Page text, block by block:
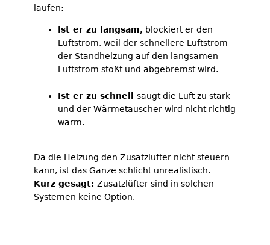
laufen:
Ist er zu langsam, blockiert er den
Luftstrom, weil der schnellere Luftstrom
der Standheizung auf den langsamen
Luftstrom stößt und abgebremst wird.
Ist er zu schnell saugt die Luft zu stark
und der Wärmetauscher wird nicht richtig
warm.
Da die Heizung den Zusatzlüfter nicht steuern
kann, ist das Ganze schlicht unrealistisch.
Kurz gesagt: Zusatzlüfter sind in solchen
Systemen keine Option.